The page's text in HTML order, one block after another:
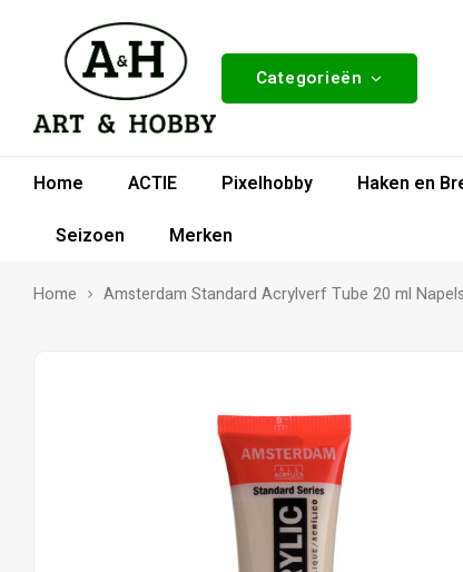
Categorieën
Home ACTIE Pixelhobby Haken en
Seizoen
Merken
Home Amsterdam Standard Acrylverf Tube 20 ml